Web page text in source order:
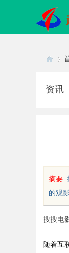
资讯
摘要:
的观
搜搜电
随着互
眼镜 上海配眼镜